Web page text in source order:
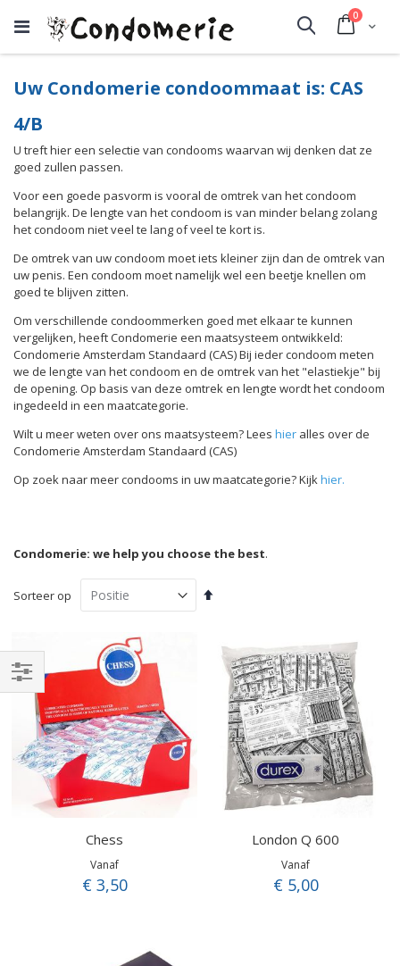
Cart
0
Search
Uw Condomerie condoommaat is: CAS
4/B
U treft hier een selectie van condooms waarvan wij denken dat ze
goed zullen passen.
Voor een goede pasvorm is vooral de omtrek van het condoom
belangrijk. De lengte van het condoom is van minder belang zolang
het condoom niet veel te lang of veel te kort is.
De omtrek van uw condoom moet iets kleiner zijn dan de omtrek van
uw penis. Een condoom moet namelijk wel een beetje knellen om
goed te blijven zitten.
Om verschillende condoommerken goed met elkaar te kunnen
vergelijken, heeft Condomerie een maatsysteem ontwikkeld:
Condomerie Amsterdam Standaard (CAS) Bij ieder condoom meten
we de lengte van het condoom en de omtrek van het "elastiekje" bij
de opening. Op basis van deze omtrek en lengte wordt het condoom
ingedeeld in een maatcategorie.
Wilt u meer weten over ons maatsysteem? Lees hier alles over de
Condomerie Amsterdam Standaard (CAS)
Op zoek naar meer condooms in uw maatcategorie? Kijkhier.
Condomerie: we help you choose the best.
Sorteer op
Van
sorteren
Chess
Vanaf
€ 3,50
London Q 600
Vanaf
€ 5,00
Filteren